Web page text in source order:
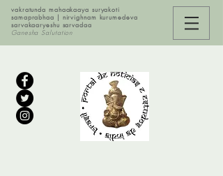
vakratunda mahaakaaya suryakoti
samaprabhaa | nirvighnam kurumedeva
sarvakaaryeshu sarvadaa
Ganesha Salutation